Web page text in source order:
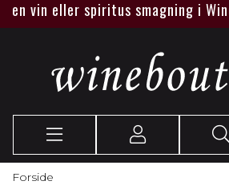
eller spiritus smagning i
Forside